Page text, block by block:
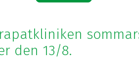
den 13/8.